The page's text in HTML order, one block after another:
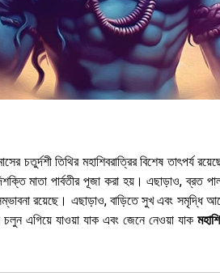
চতুর্দশী তিথির মহাশিবরাত্রির বিশেষ তাৎপর্য
মাতা পার্বতীর পূজা করা হয়। এছাড়াও, ব্রত
রয়েছে। এছাড়াও, বাড়িতে সুখ এবং সমৃদ্ধি
এগিয়ে যাওয়া যাক এবং জেনে নেওয়া যাক